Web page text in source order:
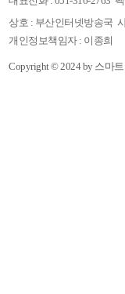
상호 : 부산인터넷방송국
개인정보책임자 : 이종희
Copyright © 2024 by 스마